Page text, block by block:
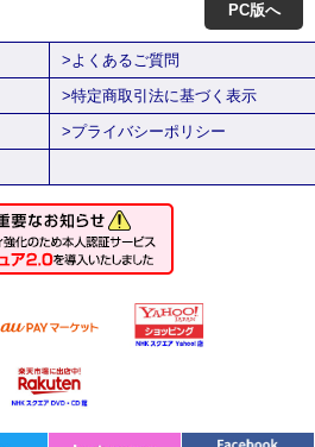
PC版へ
>よくあるご質問
>特定商取引法に基づく表示
>プライバシーポリシー